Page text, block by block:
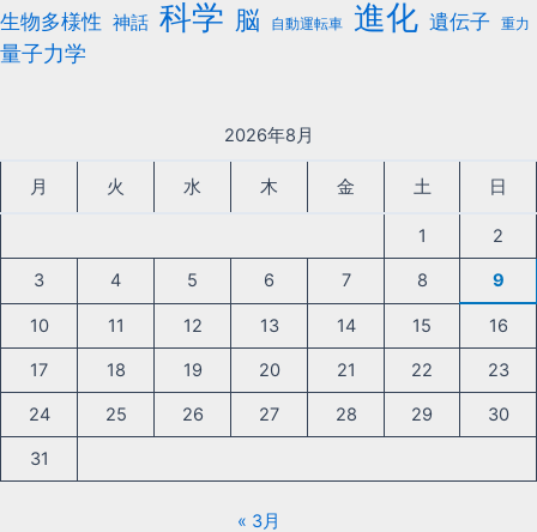
生物多様性 神話 科学 脳 自動運転車 進化 遺伝子 重力
量子力学
2026年8月
月 火 水 木 金 土 日
1 2
3 4 5 6 7 8 9
10 11 12 13 14 15 16
17 18 19 20 21 22 23
24 25 26 27 28 29 30
31
« 3月